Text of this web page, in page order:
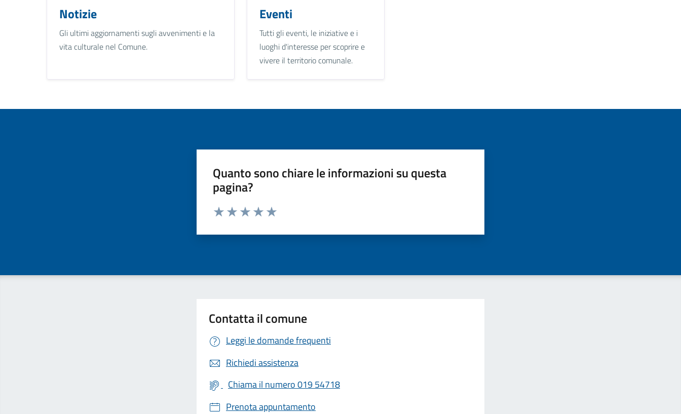
Notizie
Gli ultimi aggiornamenti sugli avvenimenti e la
vita culturale nel Comune.
Eventi
Tutti gli eventi, le iniziative e i
luoghi d'interesse per scoprire e
vivere il territorio comunale.
Quanto sono chiare le informazioni su questa
pagina?
Valuta da 1 a 5 stelle la pagina
Contatta il comune
Leggi le domande frequenti
Richiedi assistenza
Chiama il numero 019 54718
Prenota appuntamento